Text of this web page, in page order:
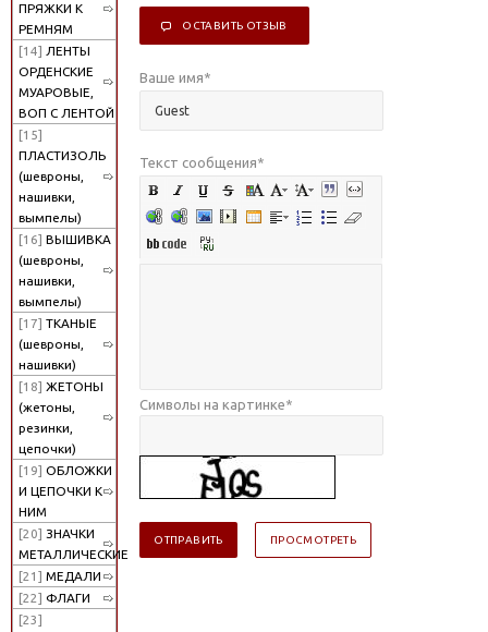
ПРЯЖКИ К
РЕМНЯМ
[14] ЛЕНТЫ
ОРДЕНСКИЕ
МУАРОВЫЕ,
ВОП С ЛЕНТОЙ
[15]
ПЛАСТИЗОЛЬ
(шевроны,
нашивки,
вымпелы)
[16] ВЫШИВКА
(шевроны,
нашивки,
вымпелы)
[17] ТКАНЫЕ
(шевроны,
нашивки)
[18] ЖЕТОНЫ
(жетоны,
резинки,
цепочки)
[19] ОБЛОЖКИ
И ЦЕПОЧКИ К
НИМ
[20] ЗНАЧКИ
МЕТАЛЛИЧЕСКИЕ
[21] МЕДАЛИ
[22] ФЛАГИ
[23]
ОСТАВИТЬ ОТЗЫВ
Ваше имя*
Текст сообщения*
Символы на картинке*